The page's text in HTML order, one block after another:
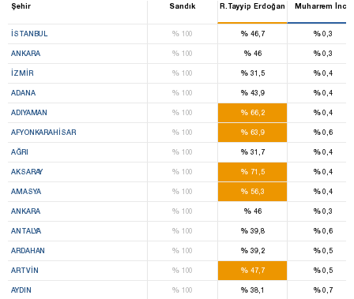
Şehir Sandık R.Tayyip Erdoğan Muharrem İnce
İSTANBUL %100 % 46,7 %0,3
ANKARA %100 % 46 %0,3
İZMIR %100 % 31,5 %0,4
ADANA %100 % 43,9 %0,4
ADIYAMAN %100 % 66,2 %0,4
AFYONKARAHISAR %100 % 63,9 %0,6
AĞRI %100 % 31,7 %0,4
AKSARAY %100 % 71,5 %0,4
AMASYA %100 % 56,3 %0,4
ANKARA %100 % 46 %0,3
ANTALYA %100 % 39,8 %0,6
ARDAHAN %100 % 39,2 %0,5
ARTVIN %100 % 47,7 %0,5
AYDIN %100 % 38,1 %0,7